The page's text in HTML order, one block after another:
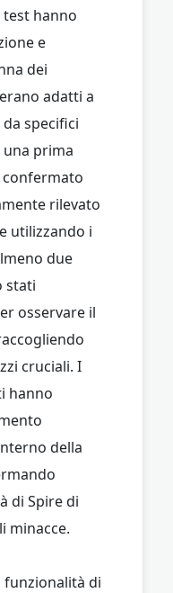
hanno
e
dei
adatti a
specifici
prima
confermato
rilevato
utilizzando i
due
stati
osservare il
cruciali. I
hanno
della
di Spire di
minacce.
funzionalità di